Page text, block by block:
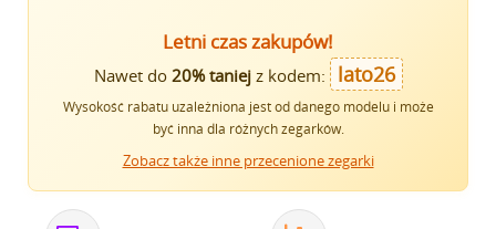
Letni czas zakupów!
Nawet do 20% taniejz kodem: lato26
Wysokość rabatu uzależniona jest od danego modelu i może
być inna dla różnych zegarków.
Zobacz także inne przecenione zegarki